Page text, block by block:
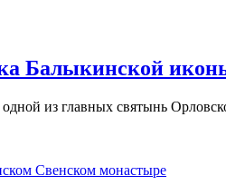
Балыкинской
одной из главных святынь